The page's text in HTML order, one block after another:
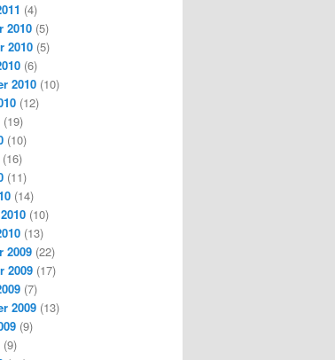
(4)
2010 (5)
2010 (5)
(6)
2010 (10)
(12)
(19)
(10)
(16)
(11)
(14)
(10)
(13)
2009 (22)
2009 (17)
(7)
2009 (13)
(9)
(9)